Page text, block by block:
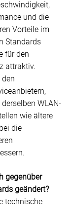
und die
Vorteile im
Standards
für den
attraktiv.
WLAN-
wie ältere
die
gegenüber
geändert?
technische